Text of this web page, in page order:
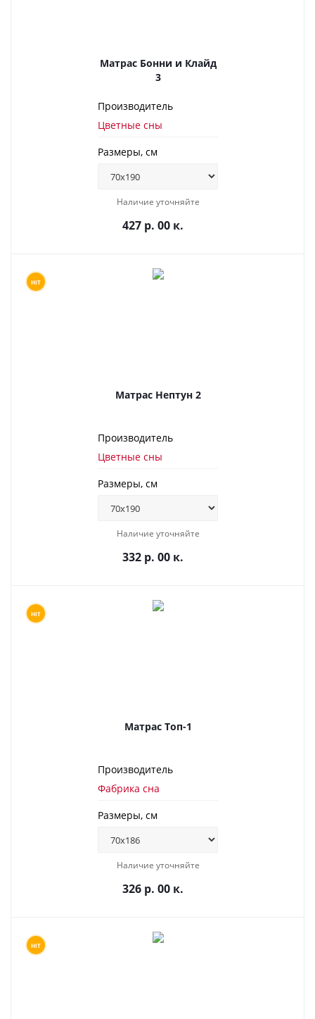
Матрас Бонни и Клайд
3
Производитель
Цветные сны
Размеры, см
Наличие уточняйте
427 р. 00 к.
HIT
Матрас Нептун 2
Производитель
Цветные сны
Размеры, см
Наличие уточняйте
332 р. 00 к.
HIT
Матрас Топ-1
Производитель
Фабрика сна
Размеры, см
Наличие уточняйте
326 р. 00 к.
HIT